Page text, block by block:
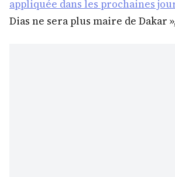
appliquée dans les prochaines
Dias ne sera plus maire de Dakar